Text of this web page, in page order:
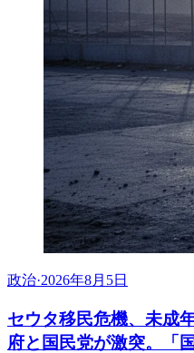
政治·2026年8月5日
セウタ移民危機、未成
府と国民党が激突。「